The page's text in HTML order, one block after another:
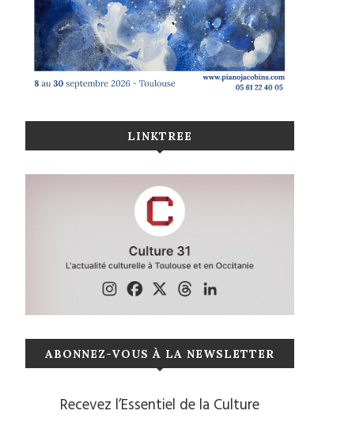
LINKTREE
ABONNEZ-VOUS À LA NEWSLETTER
Recevez l’Essentiel de la Culture